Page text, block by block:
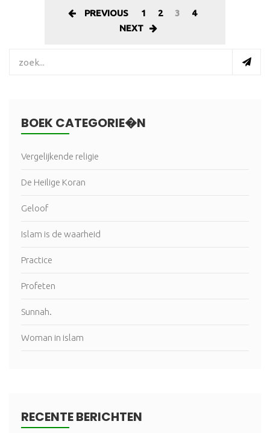
PREVIOUS 1 2 3
4
NEXT
BOEK CATEGORIE�N
Vergelijkende religie
De Heilige Koran
Geloof
Islam is de waarheid
Practice
Profeten
Sunnah.
Woman in islam
RECENTE BERICHTEN